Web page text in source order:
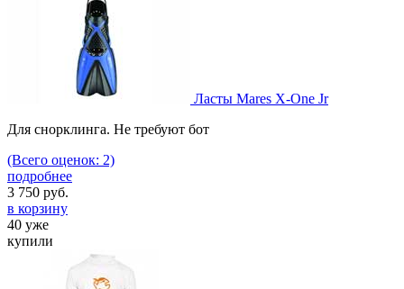
Ласты Mares X-One Jr
Для снорклинга. Не требуют бот
(Всего оценок: 2)
подробнее
3 750 руб.
в корзину
40 уже
купили